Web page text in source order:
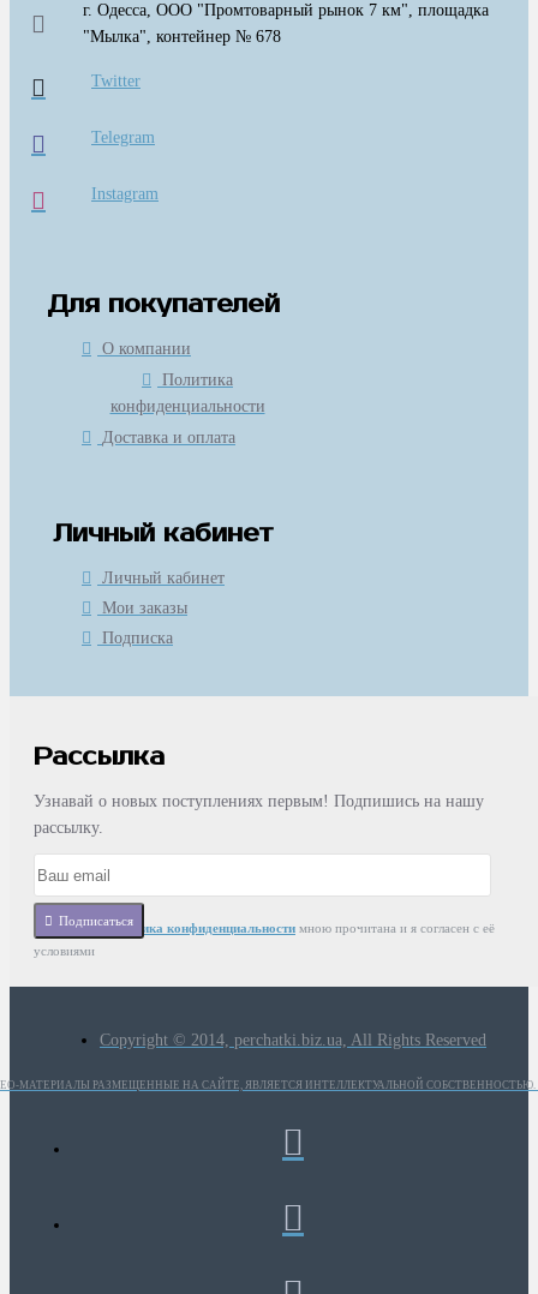
г. Одесса, ООО "Промтоварный рынок 7 км", площадка
"Мылка", контейнер № 678
Twitter
Telegram
Instagram
Для покупателей
О компании
Политика
конфиденциальности
Доставка и оплата
Личный кабинет
Личный кабинет
Мои заказы
Подписка
Рассылка
Узнавай о новых поступлениях первым! Подпишись на нашу
рассылку.
Подписаться
СтатьяПолитика конфиденциальности мною прочитана и я согласен с её
условиями
Copyright © 2014, perchatki.biz.ua, All Rights Reserved
МАТЕРИАЛЫ РАЗМЕЩЕННЫЕ НА САЙТЕ, ЯВЛЯЕТСЯ ИНТЕЛЛЕКТУАЛЬНОЙ